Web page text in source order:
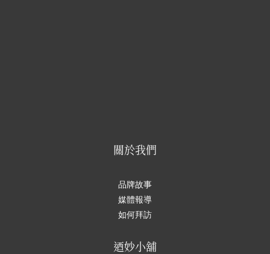
關於我們
品牌故事
媒體報導
如何拜訪
迺妙小舖